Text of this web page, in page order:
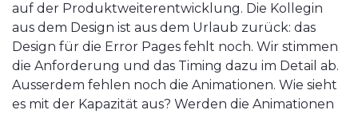
auf der Produktweiterentwicklung. Die Kollegin
aus dem Design ist aus dem Urlaub zurück: das
Design für die Error Pages fehlt noch. Wir stimmen
die Anforderung und das Timing dazu im Detail ab.
Ausserdem fehlen noch die Animationen. Wie sieht
es mit der Kapazität aus? Werden die Animationen